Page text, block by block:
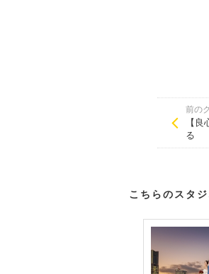
前の
【
る
こちらのスタ